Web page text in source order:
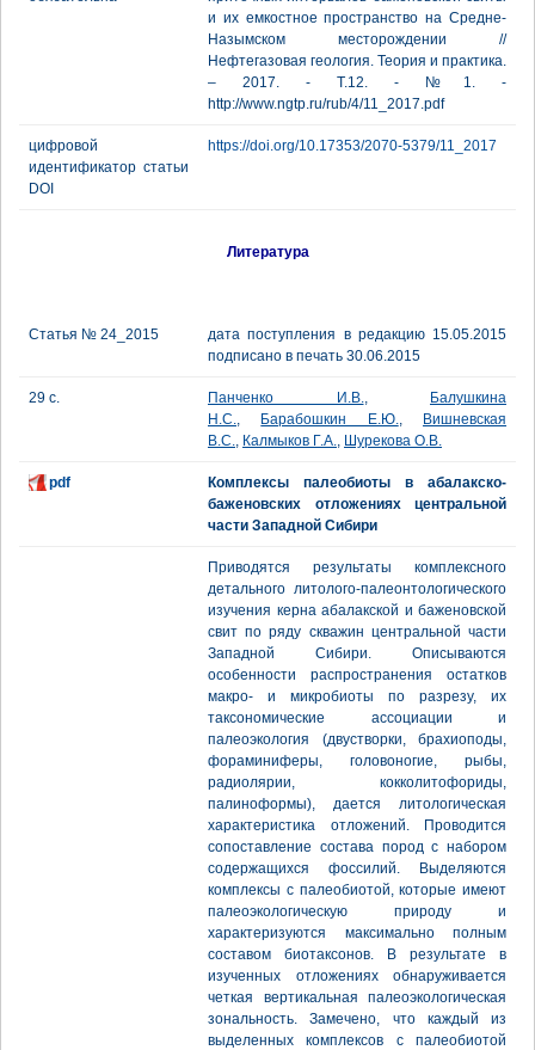
и их емкостное пространство на Средне-
Назымском месторождении //
Нефтегазовая геология. Теория и практика.
– 2017. - Т.12. - №1. -
http://www.ngtp.ru/rub/4/11_2017.pdf
цифровой
идентификатор статьи
DOI
https://doi.org/10.17353/2070-5379/11_2017
Литература
Статья № 24_2015
дата поступления в редакцию 15.05.2015
подписано в печать 30.06.2015
29 с. Панченко И.В.,
Балушкина
Н.С., Барабошкин Е.Ю.,
Вишневская
В.С., Калмыков Г.А., Шурекова О.В.
pdf
Комплексы палеобиоты в абалакско-
баженовских отложениях центральной
части Западной Сибири
Приводятся результаты комплексного
детального литолого-палеонтологического
изучения керна абалакской и баженовской
свит по ряду скважин центральной части
Западной Сибири. Описываются
особенности распространения остатков
макро- и микробиоты по разрезу, их
таксономические ассоциации и
палеоэкология (двустворки, брахиоподы,
фораминиферы, головоногие, рыбы,
радиолярии, кокколитофориды,
палиноформы), дается литологическая
характеристика отложений. Проводится
сопоставление состава пород с набором
содержащихся фоссилий. Выделяются
комплексы с палеобиотой, которые имеют
палеоэкологическую природу и
характеризуются максимально полным
составом биотаксонов. В результате в
изученных отложениях обнаруживается
четкая вертикальная палеоэкологическая
зональность. Замечено, что каждый из
выделенных комплексов с палеобиотой